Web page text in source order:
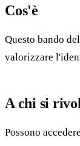
Cos'è
Questo bando
valorizzare
A chi si
Possono